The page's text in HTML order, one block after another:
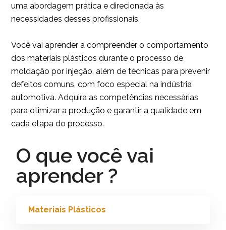
uma abordagem prática e direcionada às
necessidades desses profissionais.
Você vai aprender a compreender o comportamento
dos materiais plásticos durante o processo de
moldação por injeção, além de técnicas para prevenir
defeitos comuns, com foco especial na indústria
automotiva. Adquira as competências necessárias
para otimizar a produção e garantir a qualidade em
cada etapa do processo.
O que você vai
aprender ?
Materiais Plásticos